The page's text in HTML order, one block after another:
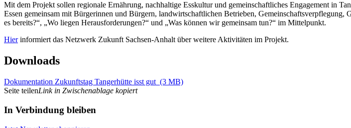
Mit dem Projekt sollen regionale Ernährung, nachhaltige Esskultur und gemeinschaftliches Engagement in
Essen gemeinsam mit Bürgerinnen und Bürgern, landwirtschaftlichen Betrieben,
es bereits?“, „Wo liegen Herausforderungen?“ und „Was können wir gemeinsam tun?“ im Mittelpunkt.
Hierinformiert das Netzwerk Zukunft Sachsen-Anhalt über weitere Aktivitäten im Projekt.
Downloads
Dokumentation Zukunftstag Tangerhütte isst gut (3 MB)
Seite teilenLink in Zwischenablage kopiert
In Verbindung bleiben